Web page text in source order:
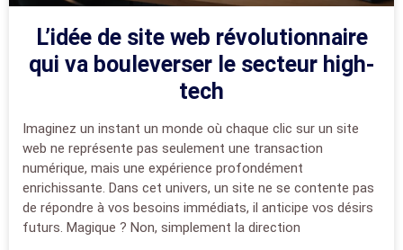
L’idée de site web révolutionnaire
qui va bouleverser le secteur high-
tech
Imaginez un instant un monde où chaque clic sur un site
web ne représente pas seulement une transaction
numérique, mais une expérience profondément
enrichissante. Dans cet univers, un site ne se contente pas
de répondre à vos besoins immédiats, il anticipe vos désirs
futurs. Magique ? Non, simplement la direction